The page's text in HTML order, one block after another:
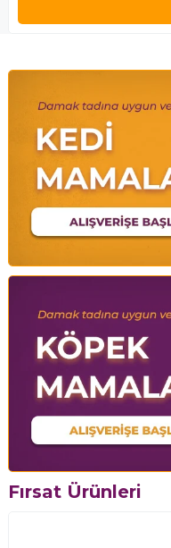
Fırsat Ürünleri